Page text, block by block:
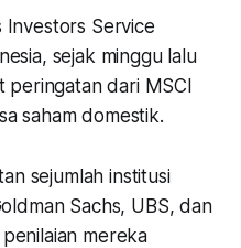
Investors Service
sejak minggu lalu
peringatan dari MSCI
saham domestik.
sejumlah institusi
Sachs, UBS, dan
mereka